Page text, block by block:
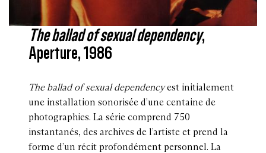
The ballad of sexual dependency,
Aperture, 1986
The ballad of sexual dependencyest initialement
une installation sonorisée d’une centaine de
photographies. La série comprend 750
instantanés, des archives de l’artiste et prend la
forme d’un récit profondément personnel. La